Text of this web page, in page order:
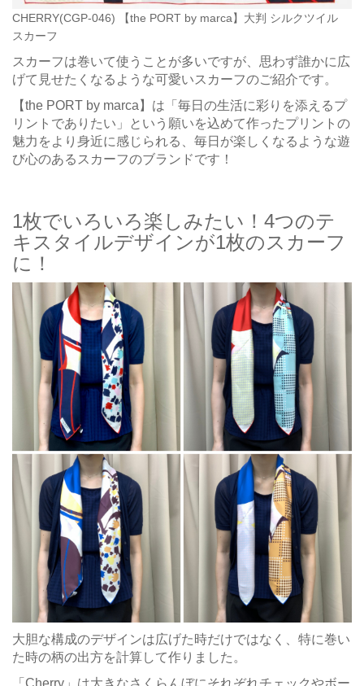
CHERRY(CGP-046) 【the PORT by marca】大判 シルクツイル
スカーフ
スカーフは巻いて使うことが多いですが、思わず誰かに広
げて見せたくなるような可愛いスカーフのご紹介です。
【the PORT by marca】は「毎日の生活に彩りを添えるプ
リントでありたい」という 願いを込めて作ったプリントの
魅力をより身近に感じられる、毎日が楽しくなるような遊
び心のあるスカーフのブランドです！
1枚でいろいろ楽しみたい！4つのテ
キスタイルデザインが1枚のスカーフ
に！
大胆な構成のデザインは広げた時だけではなく、特に巻い
た時の柄の出方を計算して作りました。
「Cherry」は大きなさくらんぼにそれぞれチェックやボー